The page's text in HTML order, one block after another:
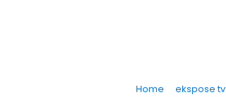
Home ekspose tv